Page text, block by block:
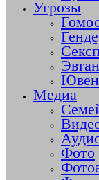
Угрозы
Медиа
Фото